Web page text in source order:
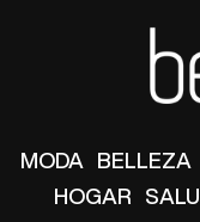
MODA BELLEZA
HOGAR